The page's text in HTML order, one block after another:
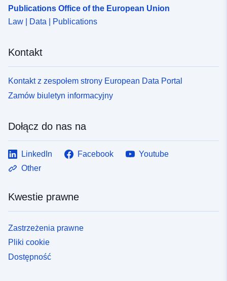
Publications Office of the European Union
Law | Data | Publications
Kontakt
Kontakt z zespołem strony European Data Portal
Zamów biuletyn informacyjny
Dołącz do nas na
LinkedIn Facebook
Youtube
Other
Kwestie prawne
Zastrzeżenia prawne
Pliki cookie
Dostępność